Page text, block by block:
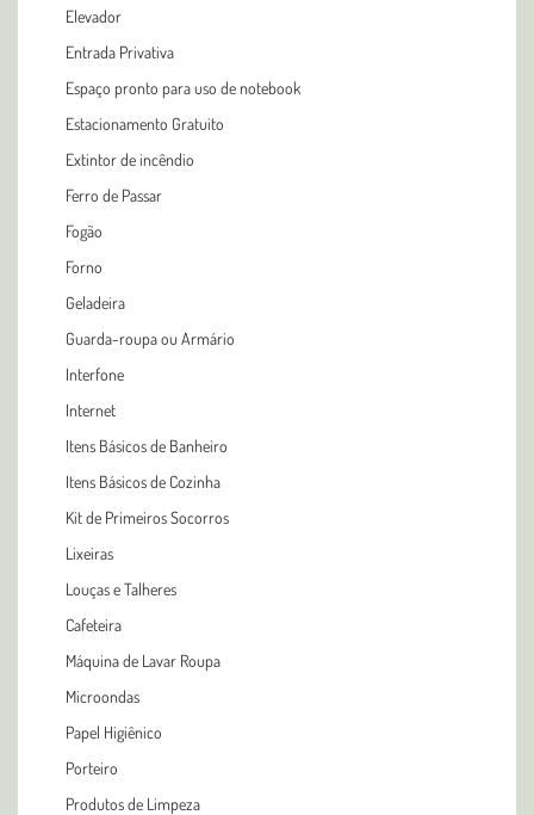
Elevador
Entrada Privativa
Espaço pronto para uso de notebook
Estacionamento Gratuito
Extintor de incêndio
Ferro de Passar
Fogão
Forno
Geladeira
Guarda-roupa ou Armário
Interfone
Internet
Itens Básicos de Banheiro
Itens Básicos de Cozinha
Kit de Primeiros Socorros
Lixeiras
Louças e Talheres
Cafeteira
Máquina de Lavar Roupa
Microondas
Papel Higiênico
Porteiro
Produtos de Limpeza